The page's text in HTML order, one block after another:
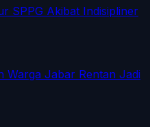
SPPG Akibat Indisipliner
Warga Jabar Rentan Jadi